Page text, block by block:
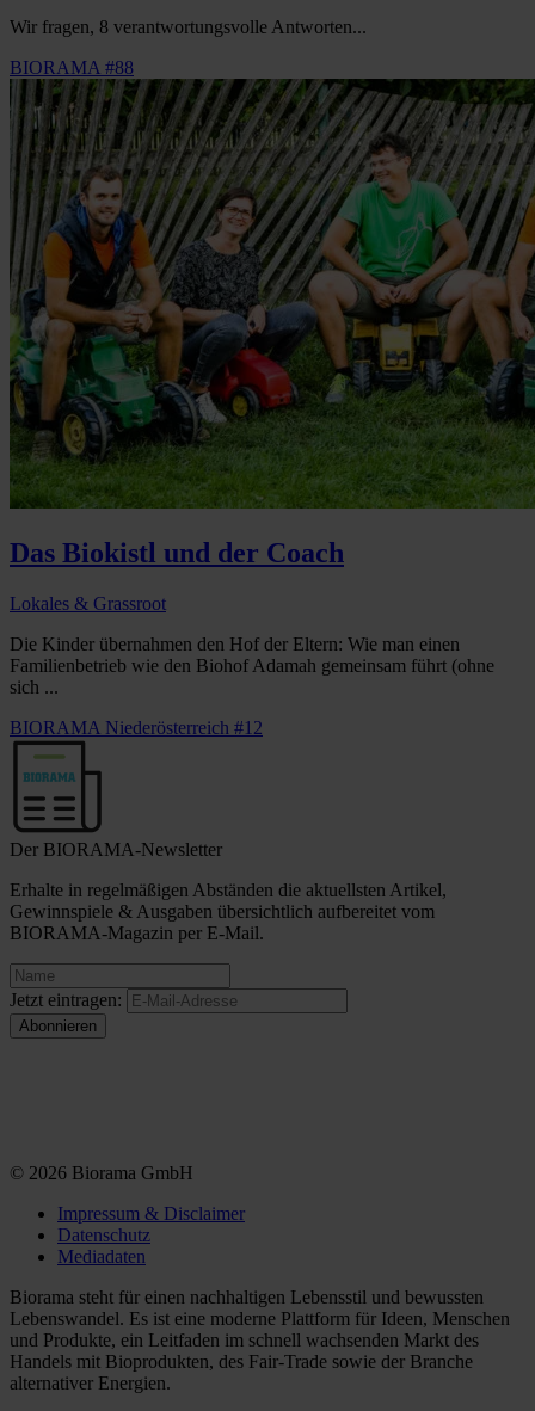
Wir fragen, 8 verantwortungsvolle Antworten...
BIORAMA #88
Das Biokistl und der Coach
Lokales & Grassroot
Die Kinder übernahmen den Hof der Eltern: Wie man einen
Familienbetrieb wie den Biohof Adamah gemeinsam führt (ohne
sich ...
BIORAMA Niederösterreich #12
Der BIORAMA-Newsletter
Erhalte in regelmäßigen Abständen die aktuellsten Artikel,
Gewinnspiele & Ausgaben übersichtlich aufbereitet vom
BIORAMA-Magazin per E-Mail.
Jetzt eintragen:
© 2026 Biorama GmbH
Impressum & Disclaimer
Datenschutz
Mediadaten
Biorama steht für einen nachhaltigen Lebensstil und bewussten
Lebenswandel. Es ist eine moderne Plattform für Ideen, Menschen
und Produkte, ein Leitfaden im schnell wachsenden Markt des
Handels mit Bioprodukten, des Fair-Trade sowie der Branche
alternativer Energien.